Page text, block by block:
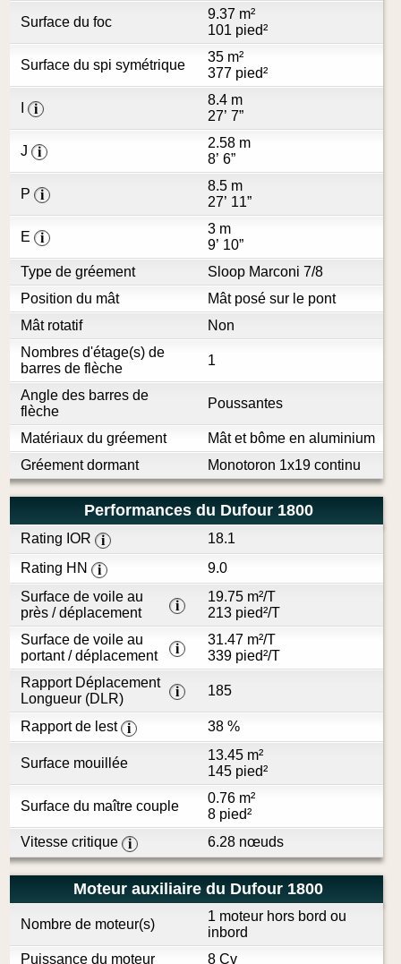
Surface du foc
9.37 m²
101 pied²
Surface du spi symétrique
35 m²
377 pied²
i
8.4 m
27’ 7”
J i
2.58 m
8’ 6”
P i
8.5 m
27’ 11”
E i
3 m
9’ 10”
Type de gréement
Sloop Marconi 7/8
Position du mât
Mât posé sur le pont
Mât rotatif
Non
Nombres d'étage(s) de
barres de flèche
1
Angle des barres de
flèche
Poussantes
Matériaux du gréement
Mât et bôme en aluminium
Gréement dormant
Monotoron 1x19 continu
Performances du Dufour 1800
Rating IOR i
18.1
Rating HN
i
9.0
Surface de voile au
près / déplacement
i
19.75 m²/T
213 pied²/T
Surface de voile au
portant / déplacement
i
31.47 m²/T
339 pied²/T
Rapport Déplacement
Longueur (DLR)
i 185
Rapport de lest i 38 %
Surface mouillée
13.45 m²
145 pied²
Surface du maître couple
0.76 m²
8 pied²
Vitesse critique
i 6.28 nœuds
Moteur auxiliaire du Dufour 1800
Nombre de moteur(s)
1 moteur hors bord ou
inbord
Puissance du moteur
8 Cv